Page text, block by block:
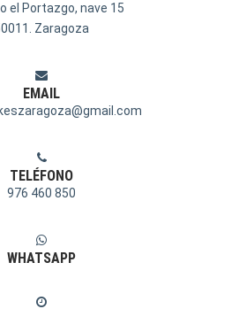
el Portazgo, nave 15
Zaragoza
EMAIL
TELÉFONO
976 460 850
WHATSAPP